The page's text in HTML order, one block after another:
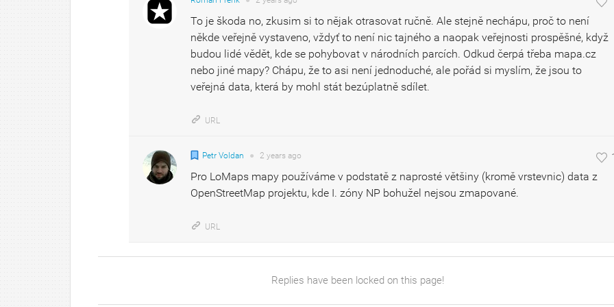
To je škoda no, zkusim si to nějak otrasovat ručně. Ale stejně nechápu, proč to není
někde veřejně vystaveno, vždyť to není nic tajného a naopak veřejnosti prospěšné, když
budou lidé vědět, kde se pohybovat v národních parcích. Odkud čerpá třeba mapa.cz
nebo jiné mapy? Chápu, že to asi není jednoduché, ale pořád si myslím, že jsou to
veřejná data, která by mohl stát bezúplatně sdílet.
URL
Petr Voldan ● 2 years ago
Pro LoMaps mapy používáme v podstatě z naprosté většiny (kromě vrstevnic) data z
OpenStreetMap projektu, kde I. zóny NP bohužel nejsou zmapované.
URL
Replies have been locked on this page!